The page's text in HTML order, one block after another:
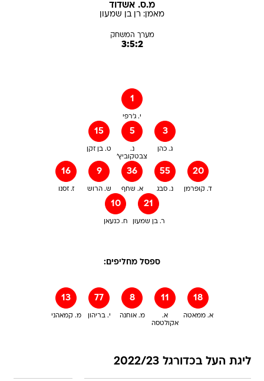
מ.ס. אשדוד
מאמן: רן בן שמעון
מערך המשחק
3:5:2
1
י. ג'רפי
15
ט. בן זקן
5
נ.
צבטקוביץ'
3
ג. כהן
16
ז. זסנו
9
ש. הרוש
36
א. שחף
55
נ. סבג
20
ד. קופרמן
10
ח. כנעאן
21
ר. בן שמעון
ספסל מחליפים:
13
מ. קמאהני
77
י. בריהון
8
מ. אוחנה
11
א.
אקולטסה
18
א. ממאטה
ליגת העל בכדורגל 2022/23